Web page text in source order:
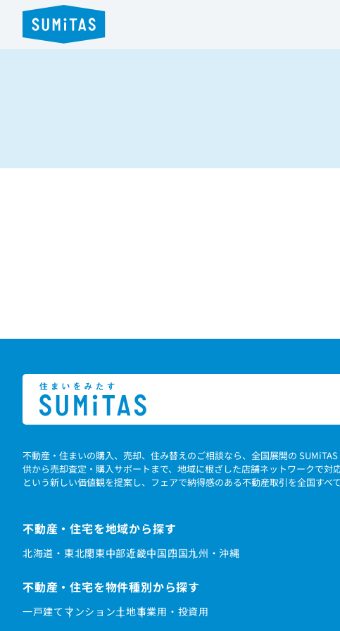
不動産・住まいの購入、売却、住み替えのご相談なら、全国展開の
供から売却査定・購入サポートまで、地域に根ざした店舗ネットワークで
という新しい価値観を提案し、フェアで納得感のある不動産取引を全国すべ
不動産・住宅を地域から探す
北海道・東北関東中部近畿中国四国九州・沖縄
不動産・住宅を物件種別から探す
一戸建てマンション土地事業用・投資用